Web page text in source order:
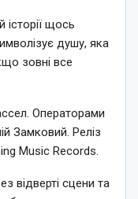
щось
душу, яка
зовні все
Операторами
Замковий. Реліз
Music Records.
відверті сцени та